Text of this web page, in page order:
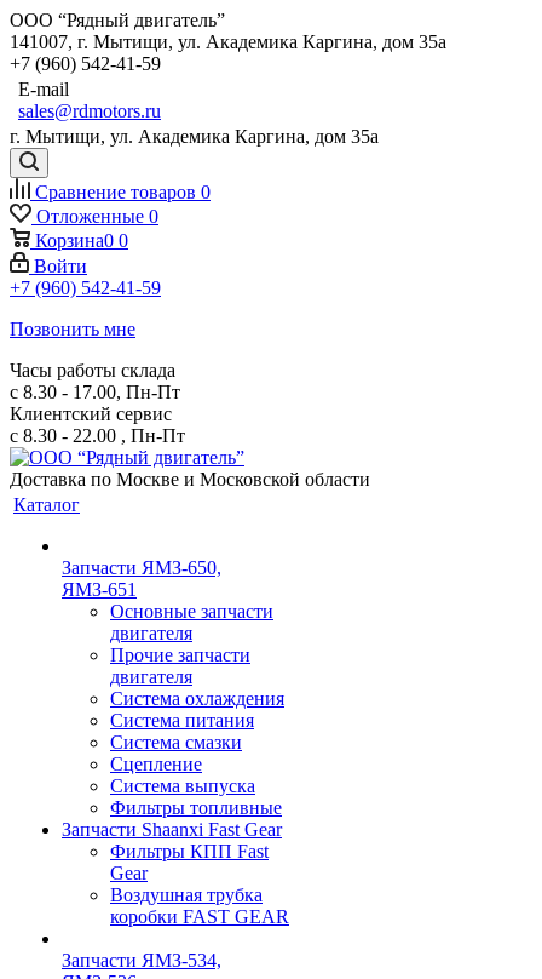
ООО “Рядный двигатель”
141007, г. Мытищи, ул. Академика Каргина, дом 35а
+7 (960) 542-41-59
E-mail
sales@rdmotors.ru
г. Мытищи, ул. Академика Каргина, дом 35а
Сравнение товаров 0
Отложенные 0
Корзина0 0
Войти
+7 (960) 542-41-59
Позвонить мне
Часы работы склада
с 8.30 - 17.00, Пн-Пт
Клиентский сервис
с 8.30 - 22.00 , Пн-Пт
Доставка по Москве и Московской области
Каталог
Запчасти ЯМЗ-650,
ЯМЗ-651
Основные запчасти
двигателя
Прочие запчасти
двигателя
Система охлаждения
Система питания
Система смазки
Сцепление
Система выпуска
Фильтры топливные
Запчасти Shaanxi Fast Gear
Фильтры КПП Fast
Gear
Воздушная трубка
коробки FAST GEAR
Запчасти ЯМЗ-534,